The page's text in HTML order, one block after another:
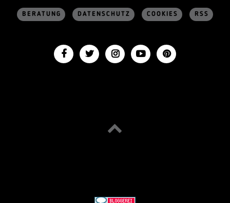
BERATUNG DATENSCHUTZ COOKIES RSS